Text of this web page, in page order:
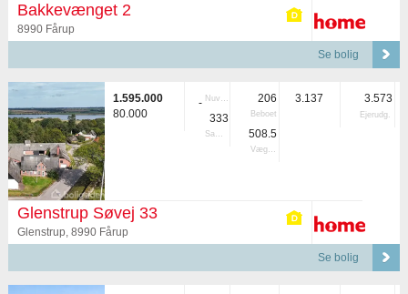
Bakkevænget 2
8990 Fårup
Se bolig
1.595.000
80.000
- Nuvær.
333
Samlet
206
Beboet
508.5
Vægtet
3.137 3.573
Ejerudg.
Glenstrup Søvej 33
Glenstrup, 8990 Fårup
Se bolig